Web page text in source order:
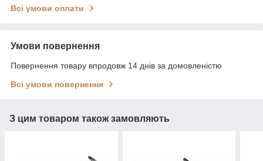
Всі умови оплати
Умови повернення
Повернення товару впродовж 14 днів за домовленістю
Всі умови повернення
З цим товаром також замовляють